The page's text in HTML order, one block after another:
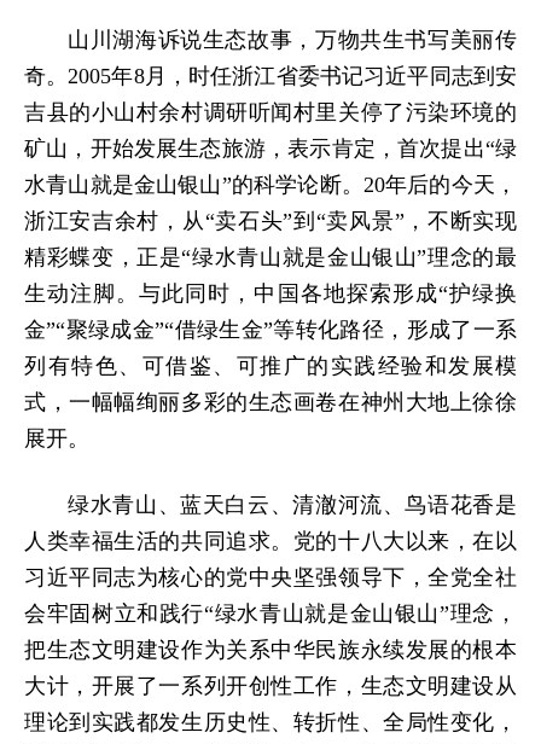
山川湖海诉说生态故事，万物共生书写美丽传
奇。2005年8月，时任浙江省委书记习近平同志到安
吉县的小山村余村调研听闻村里关停了污染环境的
矿山，开始发展生态旅游，表示肯定，首次提出“绿
水青山就是金山银山”的科学论断。20年后的今天，
浙江安吉余村，从“卖石头”到“卖风景”，不断实现
精彩蝶变，正是“绿水青山就是金山银山”理念的最
生动注脚。与此同时，中国各地探索形成“护绿换
金”“聚绿成金”“借绿生金”等转化路径，形成了一系
列有特色、可借鉴、可推广的实践经验和发展模
式，一幅幅绚丽多彩的生态画卷在神州大地上徐徐
展开。
绿水青山、蓝天白云、清澈河流、鸟语花香是
人类幸福生活的共同追求。党的十八大以来，在以
习近平同志为核心的党中央坚强领导下，全党全社
会牢固树立和践行“绿水青山就是金山银山”理念，
把生态文明建设作为关系中华民族永续发展的根本
大计，开展了一系列开创性工作，生态文明建设从
理论到实践都发生历史性、转折性、全局性变化，